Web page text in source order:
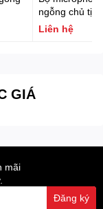
ngỗng chủ
thống hội nghị
FONESTAR
Liên hệ
GIÁ
mãi
Đăng ký